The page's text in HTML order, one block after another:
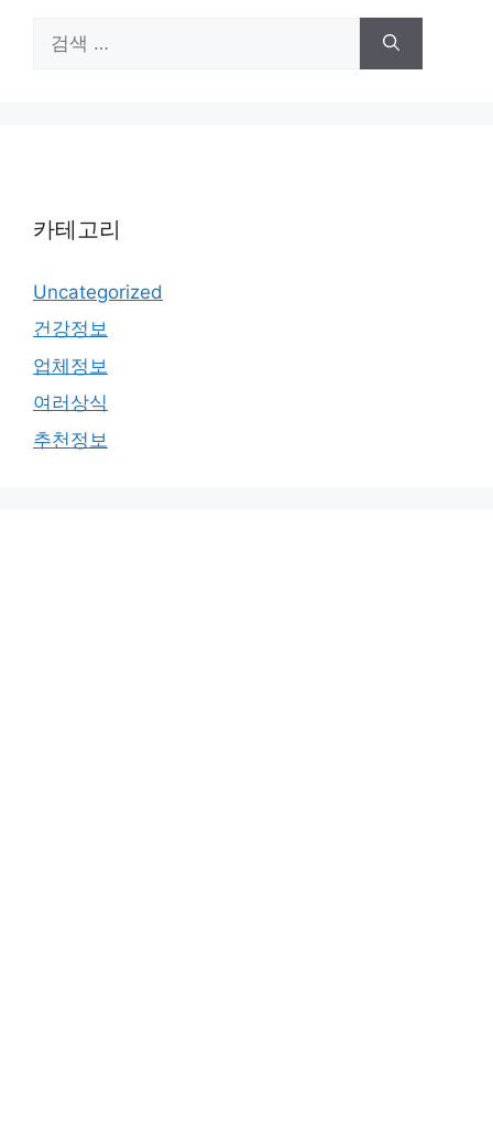
색:
카테고리
Uncategorized
건강정보
업체정보
여러상식
추천정보